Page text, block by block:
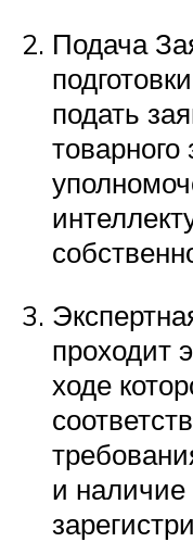
Подача
подать
товарного
проходит
ходе
и наличие